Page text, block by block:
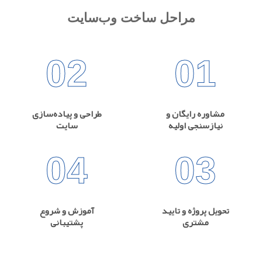
مراحل ساخت وب‌سایت
01
مشاوره رایگان و
نیازسنجی اولیه
02
طراحی و پیاده‌سازی
سایت
03
تحویل پروژه و تایید
مشتری
04
آموزش و شروع
پشتیبانی